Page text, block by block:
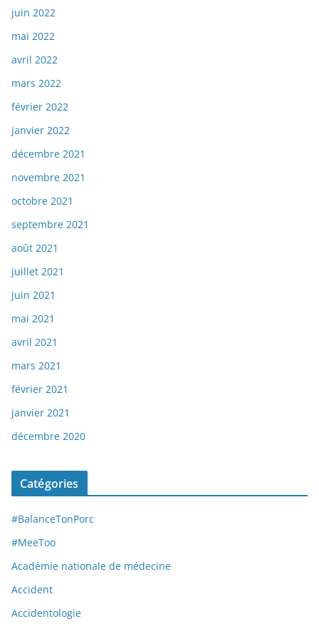
juin 2022
mai 2022
avril 2022
mars 2022
février 2022
janvier 2022
décembre 2021
novembre 2021
octobre 2021
septembre 2021
août 2021
juillet 2021
juin 2021
mai 2021
avril 2021
mars 2021
février 2021
janvier 2021
décembre 2020
Catégories
#BalanceTonPorc
#MeeToo
Académie nationale de médecine
Accident
Accidentologie